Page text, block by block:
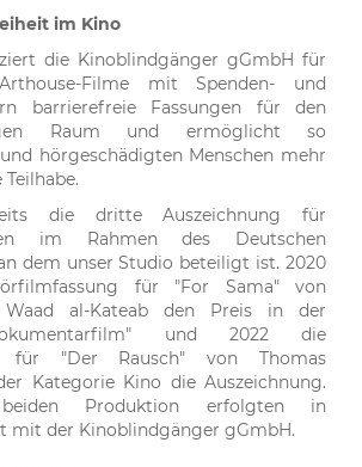
im Kino
die Kinoblindgänger gGmbH für
Filme mit Spenden- und
barrierefreie Fassungen für den
Raum und ermöglicht so
hörgeschädigten Menschen mehr
die dritte Auszeichnung für
im Rahmen des Deutschen
dem unser Studio beteiligt ist. 2020
für "For Sama" von
Waad al-Kateab den Preis in der
und 2022 die
für "Der Rausch" von Thomas
Kategorie Kino die Auszeichnung.
Produktion erfolgten in
mit der Kinoblindgänger gGmbH.